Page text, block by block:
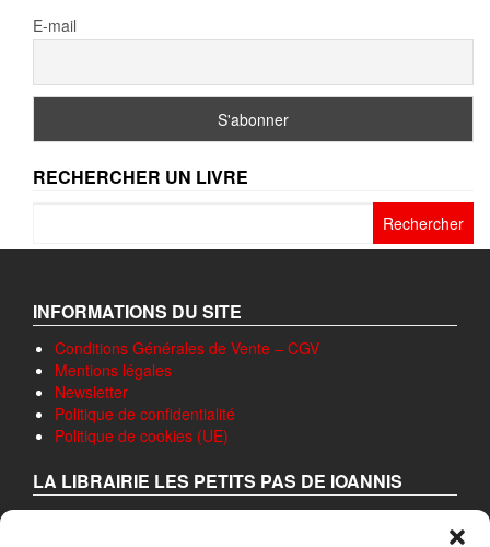
E-mail
RECHERCHER UN LIVRE
INFORMATIONS DU SITE
Conditions Générales de Vente – CGV
Mentions légales
Newsletter
Politique de confidentialité
Politique de cookies (UE)
LA LIBRAIRIE LES PETITS PAS DE IOANNIS